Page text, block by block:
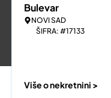
Bulevar
NOVI SAD
ŠIFRA: #17133
Više o nekretnini >